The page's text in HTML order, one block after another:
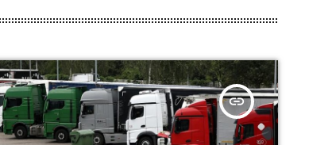
insert_link